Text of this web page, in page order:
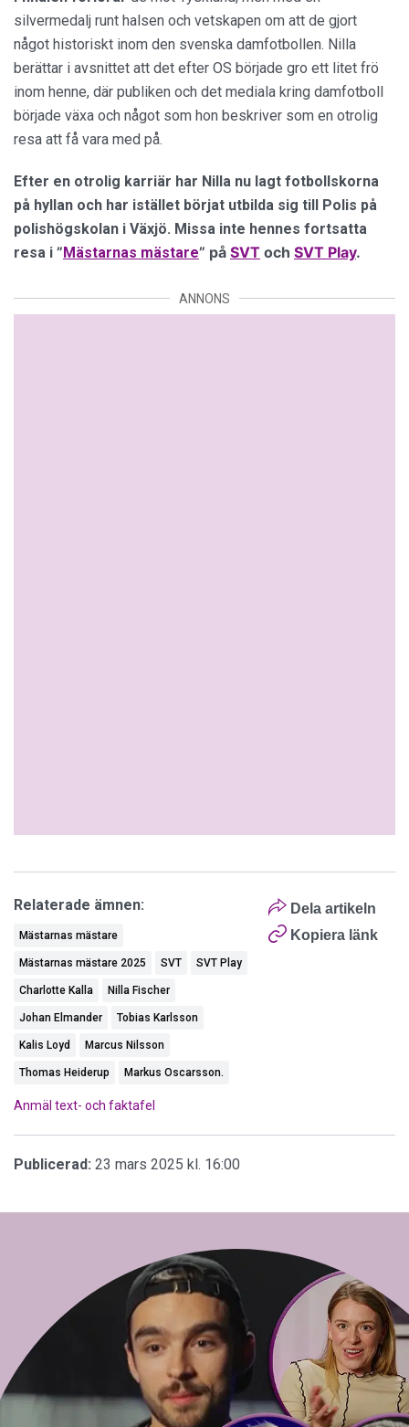
silvermedalj runt halsen och vetskapen om att de gjort
något historiskt inom den svenska damfotbollen. Nilla
berättar i avsnittet att det efter OS började gro ett litet frö
inom henne, där publiken och det mediala kring damfotboll
började växa och något som hon beskriver som en otrolig
resa att få vara med på.
Efter en otrolig karriär har Nilla nu lagt fotbollskorna
på hyllan och har istället börjat utbilda sig till Polis på
polishögskolan i Växjö. Missa inte hennes fortsatta
resa i ”Mästarnas mästare” på SVT och SVT Play.
ANNONS
Dela artikeln
Kopiera länk
Relaterade ämnen:
Mästarnas mästare
Mästarnas mästare 2025 SVT SVT Play
Charlotte Kalla Nilla Fischer
Johan Elmander Tobias Karlsson
Kalis Loyd Marcus Nilsson
Thomas Heiderup Markus Oscarsson.
Anmäl text- och faktafel
Publicerad: 23 mars 2025 kl. 16:00